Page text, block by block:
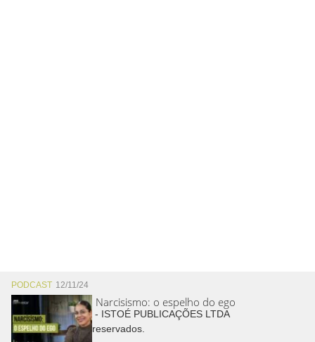
PODCAST 12/11/24
Narcisismo: o espelho do ego
Copyright © 2026 - ISTOÉ PUBLICAÇÕES LTDA
Todos os direitos reservados.